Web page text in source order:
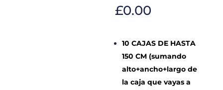
£0.00
10 CAJAS DE HASTA
150 CM (sumando
alto+ancho+largo de
la caja que vayas a